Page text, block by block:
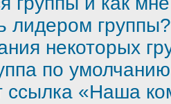
лидером группы?
некоторых
по
ссылка «Наша